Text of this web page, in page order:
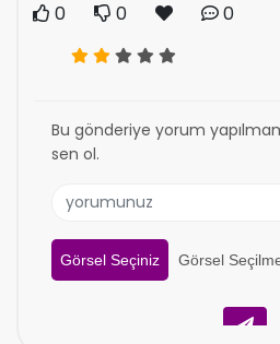
0 0 0
Bu gönderiye yorum
sen ol.
Görsel Seçiniz Görsel